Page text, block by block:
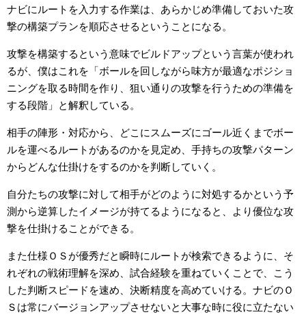
ナビにルートを入力する作業は、あらかじめ準備しておいた攻
撃の構築プランを順応させるということになる。
攻撃を構築するという意味でビルドアップという言葉が使われ
るが、僕はこれを「ボールを回しながら味方が最適なポジショ
ニングを取る時間を作り、狙い通りの攻撃を行うための準備を
する段階」と解釈している。
相手の陣形・対応から、どこにスムーズにゴール近くまでボー
ルを運べるルートがあるのかを見定め、手持ちの攻撃パターン
からどんな仕掛けをするのかを判断していく。
自分たちの攻撃に対して相手がどのように対処するかという予
測から逆算したイメージが持てるようになると、より優位な攻
撃を仕掛けることができる。
また仕様ＯＳが優秀だと瞬時にルートが検索できるように、そ
れぞれの戦術理解を深め、試合経験を重ねていくことで、こう
した判断スピードを速め、決断精度を高めていける。ナビのＯ
Ｓは常にバージョンアップさせないと大事な時に役に立たない